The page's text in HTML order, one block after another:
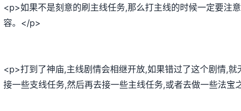
<p>如果不是刻意的刷主线任务,那么打主线的时候一定要注
容。</p>
<p>打到了神庙,主线剧情会相继开放,如果错过了这个剧情,
接一些支线任务,然后再去接一些主线任务,或者去做一些法宝